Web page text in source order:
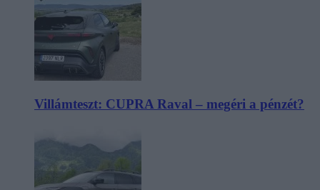
Villámteszt: CUPRA Raval – megéri a pénzét?